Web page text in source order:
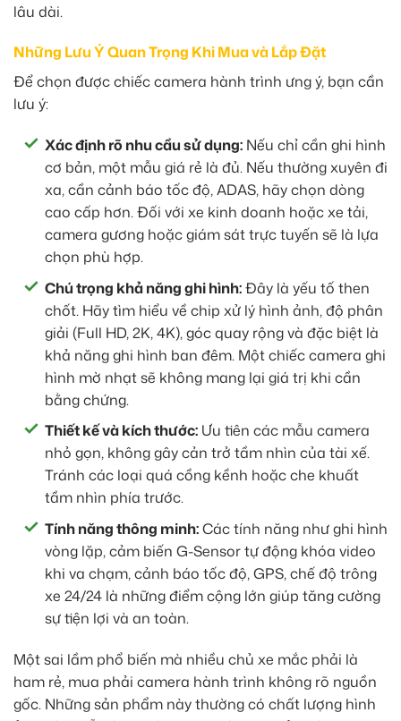
lâu dài.
Những Lưu Ý Quan Trọng Khi Mua và Lắp Đặt
Để chọn được chiếc camera hành trình ưng ý, bạn cần
lưu ý:
Xác định rõ nhu cầu sử dụng: Nếu chỉ cần ghi hình
cơ bản, một mẫu giá rẻ là đủ. Nếu thường xuyên đi
xa, cần cảnh báo tốc độ, ADAS, hãy chọn dòng
cao cấp hơn. Đối với xe kinh doanh hoặc xe tải,
camera gương hoặc giám sát trực tuyến sẽ là lựa
chọn phù hợp.
Chú trọng khả năng ghi hình:Đây là yếu tố then
chốt. Hãy tìm hiểu về chip xử lý hình ảnh, độ phân
giải (Full HD, 2K, 4K), góc quay rộng và đặc biệt là
khả năng ghi hình ban đêm. Một chiếc camera ghi
hình mờ nhạt sẽ không mang lại giá trị khi cần
bằng chứng.
Thiết kế và kích thước: Ưu tiên các mẫu camera
nhỏ gọn, không gây cản trở tầm nhìn của tài xế.
Tránh các loại quá cồng kềnh hoặc che khuất
tầm nhìn phía trước.
Tính năng thông minh:Các tính năng như ghi hình
vòng lặp, cảm biến G-Sensor tự động khóa video
khi va chạm, cảnh báo tốc độ, GPS, chế độ trông
xe 24/24 là những điểm cộng lớn giúp tăng cường
sự tiện lợi và an toàn.
Một sai lầm phổ biến mà nhiều chủ xe mắc phải là
ham rẻ, mua phải camera hành trình không rõ nguồn
gốc. Những sản phẩm này thường có chất lượng hình